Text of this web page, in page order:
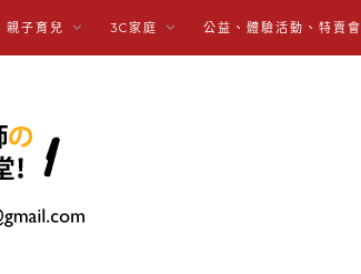
親子育兒 3C家庭 公益、體驗活動、特賣會